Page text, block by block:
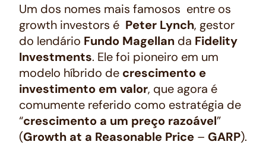
Um dos nomes mais famosos entre os
growth investors é Peter Lynch, gestor
do lendário Fundo Magellan da Fidelity
Investments. Ele foi pioneiro em um
modelo híbrido de crescimento e
investimento em valor, que agora é
comumente referido como estratégia de
“crescimento a um preço razoável”
(Growth at a Reasonable Price – GARP).